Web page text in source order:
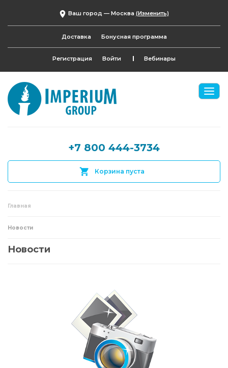
Ваш город — Москва (Изменить)
Доставка Бонусная программа
Регистрация Войти Вебинары
+7 800 444-3734
Корзина пуста
Главная
Новости
Новости